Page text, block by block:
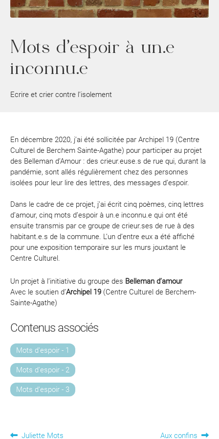
Contact
Mots d’espoir à un.e
inconnu.e
Ecrire et crier contre l’isolement
En décembre 2020, j’ai été sollicitée par Archipel 19 (Centre
Culturel de Berchem Sainte-Agathe) pour participer au projet
des Belleman d’Amour : des crieur.euse.s de rue qui, durant la
pandémie, sont allés régulièrement chez des personnes
isolées pour leur lire des lettres, des messages d’espoir.
Dans le cadre de ce projet, j’ai écrit cinq poèmes, cinq lettres
d’amour, cinq mots d’espoir à un.e inconnu.e qui ont été
ensuite transmis par ce groupe de crieur.ses de rue à des
habitant.e.s de la commune. L’un d’entre eux a été affiché
pour une exposition temporaire sur les murs jouxtant le
Centre Culturel.
Un projet à l’initiative du groupe des Belleman d’amour
Avec le soutien d’Archipel 19 (Centre Culturel de Berchem-
Sainte-Agathe)
Contenus associés
Mots d'espoir - 1
Mots d'espoir - 2
Mots d'espoir - 3
Article
Juliette Mots Article
Aux confins